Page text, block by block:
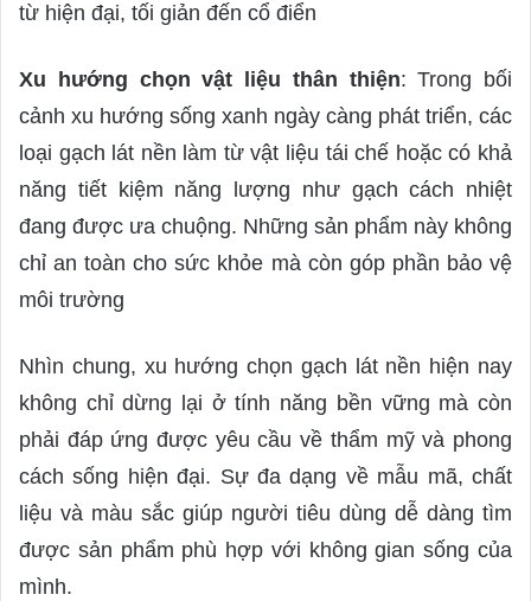
từ hiện đại, tối giản đến cổ điển
Xu hướng chọn vật liệu thân thiện: Trong bối
cảnh xu hướng sống xanh ngày càng phát triển, các
loại gạch lát nền làm từ vật liệu tái chế hoặc có khả
năng tiết kiệm năng lượng như gạch cách nhiệt
đang được ưa chuộng. Những sản phẩm này không
chỉ an toàn cho sức khỏe mà còn góp phần bảo vệ
môi trường
Nhìn chung, xu hướng chọn gạch lát nền hiện nay
không chỉ dừng lại ở tính năng bền vững mà còn
phải đáp ứng được yêu cầu về thẩm mỹ và phong
cách sống hiện đại. Sự đa dạng về mẫu mã, chất
liệu và màu sắc giúp người tiêu dùng dễ dàng tìm
được sản phẩm phù hợp với không gian sống của
mình.